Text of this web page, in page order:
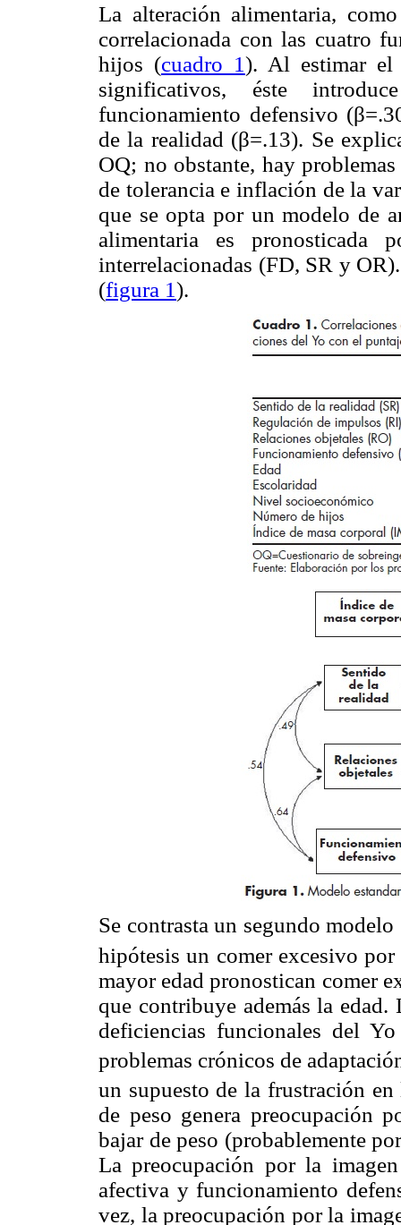
La alteración alimentaria,
correlacionada con las cuatro
hijos (cuadro 1). Al estimar el
significativos, éste
funcionamiento defensivo
de la realidad (β=.13). Se
OQ; no obstante, hay
de tolerancia e inflación de la
que se opta por un modelo de
alimentaria es
interrelacionadas (FD, SR y
(figura 1).
Se contrasta un segundo
hipótesis un comer excesivo
mayor edad pronostican comer
que contribuye además la
deficiencias funcionales del
problemas crónicos de
un supuesto de la frustración
de peso genera preocupación
bajar de peso (probablemente
La preocupación por la
afectiva y funcionamiento
vez, la preocupación por la